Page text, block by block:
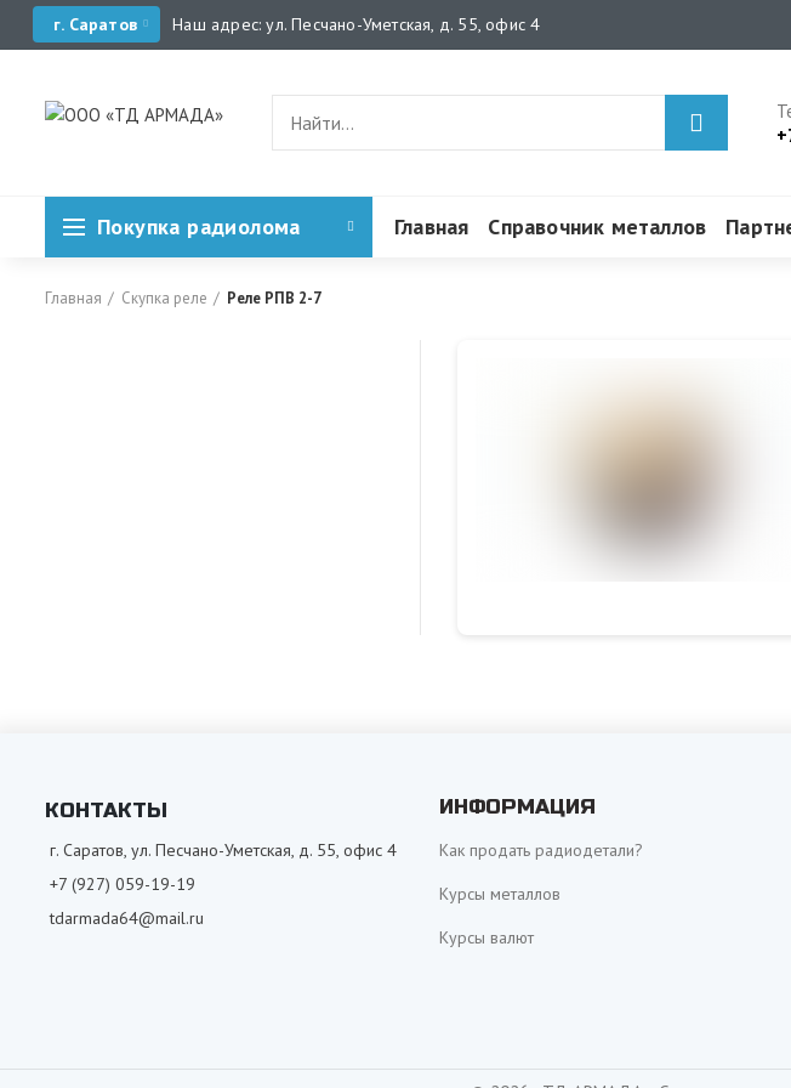
г. Саратов Наш адрес: ул. Песчано-Уметская, д. 55, офис 4
Покупка радиолома Главная Справочник металлов
Главная Скупка реле Реле РПВ 2-7
КОНТАКТЫ
г. Саратов, ул. Песчано-Уметская, д. 55, офис 4
+7 (927) 059-19-19
tdarmada64@mail.ru
ИНФОРМАЦИЯ
Как продать радиодетали?
Курсы металлов
Курсы валют